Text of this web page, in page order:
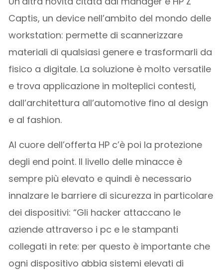
Captis, un device nell’ambito del mondo delle
workstation: permette di scannerizzare
materiali di qualsiasi genere e trasformarli da
fisico a digitale. La soluzione è molto versatile
e trova applicazione in molteplici contesti,
dall’architettura all’automotive fino al design
e al fashion.
Al cuore dell’offerta HP c’è poi la protezione
degli end point. Il livello delle minacce è
sempre più elevato e quindi è necessario
innalzare le barriere di sicurezza in particolare
dei dispositivi: “Gli hacker attaccano le
aziende attraverso i pc e le stampanti
collegati in rete: per questo è importante che
ogni dispositivo abbia sistemi elevati di